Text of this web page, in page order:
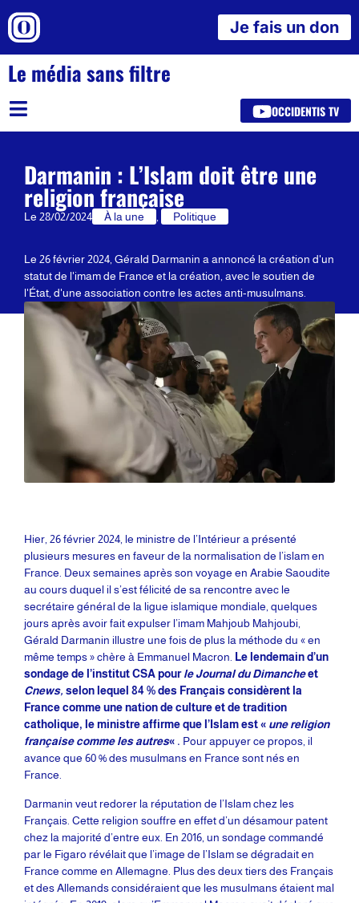
Je fais un don
Le média sans filtre
OCCIDENTIS TV
Darmanin : L’Islam doit être une
religion française
Le 28/02/2024 À la une Politique
Le 26 février 2024, Gérald Darmanin a annoncé la création d'un
statut de l'imam de France et la création, avec le soutien de
l'État, d'une association contre les actes anti-musulmans.
Hier, 26 février 2024, le ministre de l’Intérieur a présenté
plusieurs mesures en faveur de la normalisation de l’islam en
France. Deux semaines après son voyage en Arabie Saoudite
au cours duquel il s’est félicité de sa rencontre avec le
secrétaire général de la ligue islamique mondiale, quelques
jours après avoir fait expulser l’imam Mahjoub Mahjoubi,
Gérald Darmanin illustre une fois de plus la méthode du « en
même temps » chère à Emmanuel Macron. Le lendemain d’un
sondage de l’institut CSA pourle Journal du Dimancheet
Cnews, selon lequel 84 % des Français considèrent la
France comme une nation de culture et de tradition
catholique, le ministre affirme que l’Islam est « une religion
française comme les autres« . Pour appuyer ce propos, il
avance que 60 % des musulmans en France sont nés en
France.
Darmanin veut redorer la réputation de l’Islam chez les
Français. Cette religion souffre en effet d’un désamour patent
chez la majorité d’entre eux. En 2016, un sondage commandé
par le Figaro révélait que l’image de l’Islam se dégradait en
France comme en Allemagne. Plus des deux tiers des Français
et des Allemands considéraient que les musulmans étaient mal